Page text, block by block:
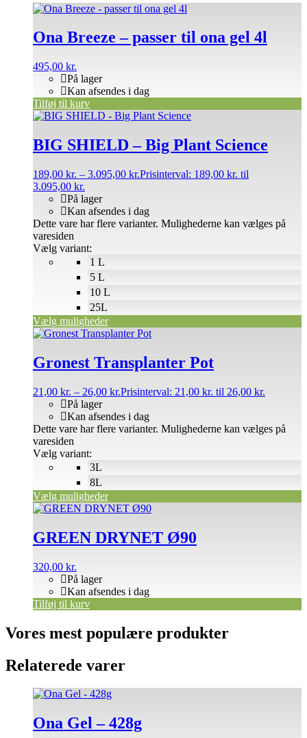
Ona Breeze – passer til ona gel 4l
495,00 kr.
På lager
Kan afsendes i dag
Tilføj til kurv
BIG SHIELD – Big Plant Science
189,00 kr. – 3.095,00 kr.Prisinterval: 189,00 kr. til
3.095,00 kr.
På lager
Kan afsendes i dag
Vælg variant:
Vælg muligheder
Dette vare har flere varianter. Mulighederne kan vælges på
varesiden
1 L
5 L
10 L
25L
Gronest Transplanter Pot
21,00 kr. – 26,00 kr.Prisinterval: 21,00 kr. til 26,00 kr.
På lager
Kan afsendes i dag
Vælg variant:
Vælg muligheder
Dette vare har flere varianter. Mulighederne kan vælges på
varesiden
3L
8L
GREEN DRYNET Ø90
320,00 kr.
På lager
Kan afsendes i dag
Tilføj til kurv
Vores mest populære produkter
Relaterede varer
Ona Gel – 428g